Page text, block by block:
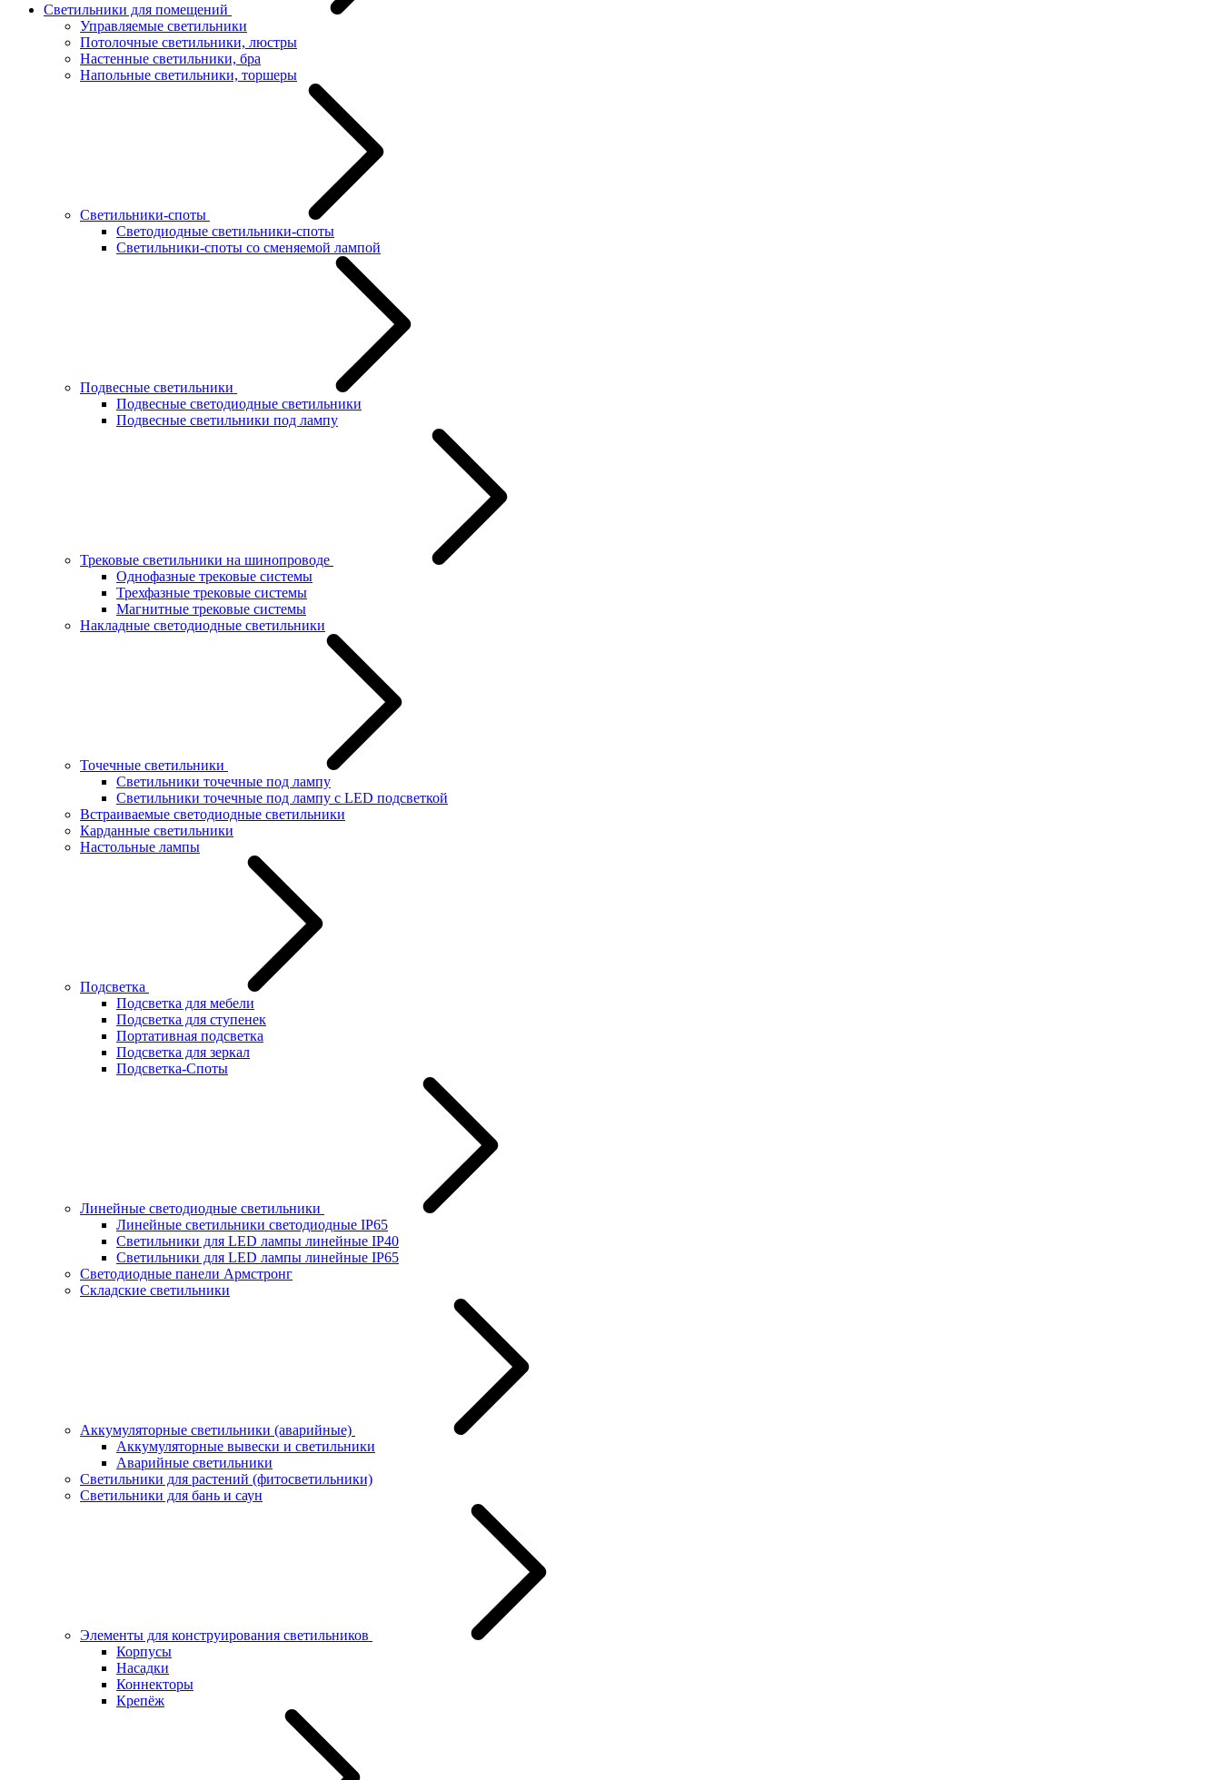
Светильники для помещений
Управляемые светильники
Потолочные светильники, люстры
Настенные светильники, бра
Напольные светильники, торшеры
Светильники-споты
Светодиодные светильники-споты
Светильники-споты со сменяемой лампой
Подвесные светильники
Подвесные светодиодные светильники
Подвесные светильники под лампу
Трековые светильники на шинопроводе
Однофазные трековые системы
Трехфазные трековые системы
Магнитные трековые системы
Накладные светодиодные светильники
Точечные светильники
Светильники точечные под лампу
Светильники точечные под лампу с LED подсветкой
Встраиваемые светодиодные светильники
Карданные светильники
Настольные лампы
Подсветка
Подсветка для мебели
Подсветка для ступенек
Портативная подсветка
Подсветка для зеркал
Подсветка-Споты
Линейные светодиодные светильники
Линейные светильники светодиодные IP65
Светильники для LED лампы линейные IP40
Светильники для LED лампы линейные IP65
Светодиодные панели Армстронг
Складские светильники
Аккумуляторные светильники (аварийные)
Аккумуляторные вывески и светильники
Аварийные светильники
Светильники для растений (фитосветильники)
Светильники для бань и саун
Элементы для конструирования светильников
Корпусы
Насадки
Коннекторы
Крепёж